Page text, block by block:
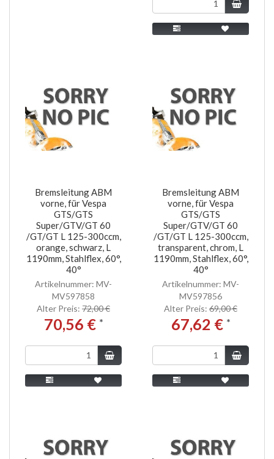
Bremsleitung ABM
vorne, für Vespa
GTS/GTS
Super/GTV/GT 60
/GT/GT L 125-300ccm,
orange, schwarz, L
1190mm, Stahlflex, 60°,
40°
Artikelnummer: MV-
MV597858
Alter Preis: 72,00 €
70,56 € *
Bremsleitung ABM
vorne, für Vespa
GTS/GTS
Super/GTV/GT 60
/GT/GT L 125-300ccm,
transparent, chrom, L
1190mm, Stahlflex, 60°,
40°
Artikelnummer: MV-
MV597856
Alter Preis: 69,00 €
67,62 € *